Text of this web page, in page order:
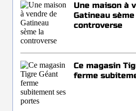
Une maison à
Gatineau
controverse
Ce magasin
ferme